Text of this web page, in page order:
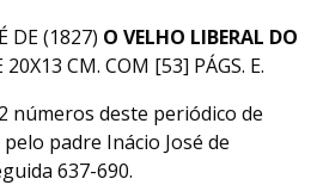
DE (1827) O VELHO LIBERAL DO
20X13 CM. COM [53] PÁGS. E.
números deste periódico de
padre Inácio José de
637-690.